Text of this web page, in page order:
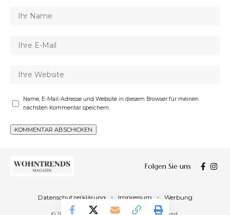
Name, E-Mail-Adresse und Website in diesem Browser für meinen
nächsten Kommentar speichern.
Folgen Sie uns
Datenschutzerklärung Impressum Werbung